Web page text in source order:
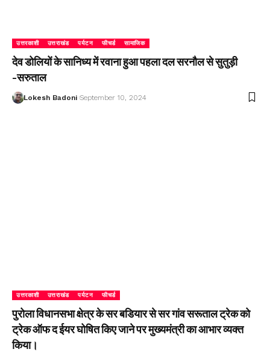
उत्तरकाशी उत्तराखंड पर्यटन फीचर्ड सामाजिक
देव डोलियों के सानिध्य में रवाना हुआ पहला दल सरनौल से सुतुड़ी
-सरुताल
Lokesh Badoni September 10, 2024
उत्तरकाशी उत्तराखंड पर्यटन फीचर्ड
पुरोला विधानसभा क्षेत्र के सर बडियार से सर गांव सरूताल ट्रेक को
ट्रेक ऑफ द ईयर घोषित किए जाने पर मुख्यमंत्री का आभार व्यक्त
किया।